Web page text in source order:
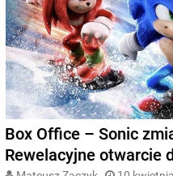
Box Office – Sonic
Rewelacyjne otwarcie